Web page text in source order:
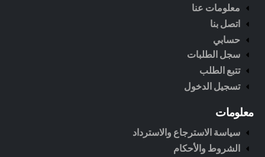
معلومات عنا
اتصل بنا
حسابي
سجل الطلبات
تتبع الطلب
تسجيل الدخول
معلومات
سياسة الاسترجاع والاسترداد
الشروط والأحكام